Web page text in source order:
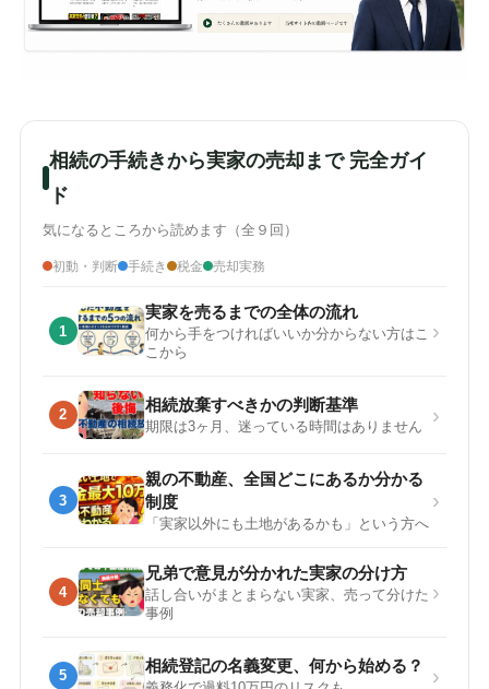
相続の手続きから実家の売却まで 完全ガイ
ド
気になるところから読めます（全９回）
初動・判断 手続き 税金 売却実務
1
実家を売るまでの全体の流れ
何から手をつければいいか分からない方はこ
こから
›
2
相続放棄すべきかの判断基準
期限は3ヶ月、迷っている時間はありません ›
3
親の不動産、全国どこにあるか分かる
制度
「実家以外にも土地があるかも」という方へ
›
4
兄弟で意見が分かれた実家の分け方
話し合いがまとまらない実家、売って分けた
事例
›
5
相続登記の名義変更、何から始める？ ›